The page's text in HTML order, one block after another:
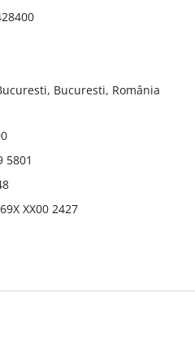
Bucuresti, România
5801
XX00 2427